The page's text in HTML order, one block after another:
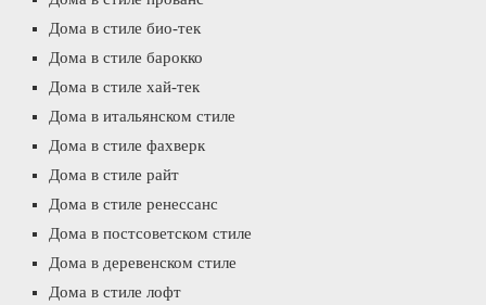
Дома в стиле био-тек
Дома в стиле барокко
Дома в стиле хай-тек
Дома в итальянском стиле
Дома в стиле фахверк
Дома в стиле райт
Дома в стиле ренессанс
Дома в постсоветском стиле
Дома в деревенском стиле
Дома в стиле лофт